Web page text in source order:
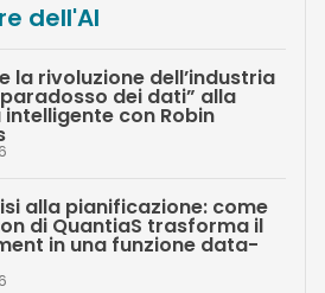
dell'AI
la rivoluzione dell’industria
dei dati” alla
con Robin
alla pianificazione: come
di QuantiaS trasforma il
in una funzione data-